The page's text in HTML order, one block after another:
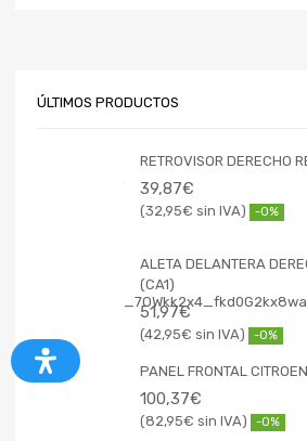
ÚLTIMOS PRODUCTOS
RETROVISOR DERECHO
39,87€
32,95€ -0%
ALETA DELANTERA
(CA1)
51,97€
42,95€ -0%
PANEL FRONTAL
100,37€
82,95€ -0%